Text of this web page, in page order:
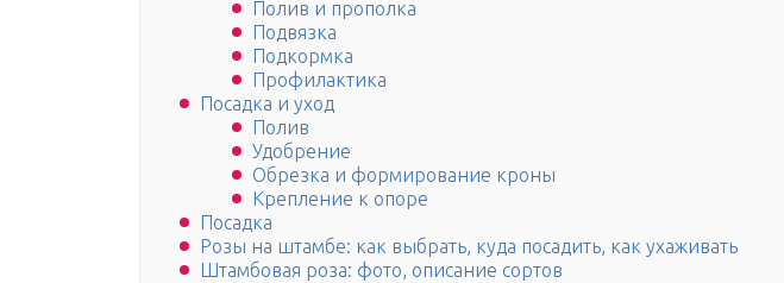
Полив и прополка
Подвязка
Подкормка
Профилактика
Посадка и уход
Полив
Удобрение
Обрезка и формирование кроны
Крепление к опоре
Посадка
Розы на штамбе: как выбрать, куда посадить, как ухаживать
Штамбовая роза: фото, описание сортов